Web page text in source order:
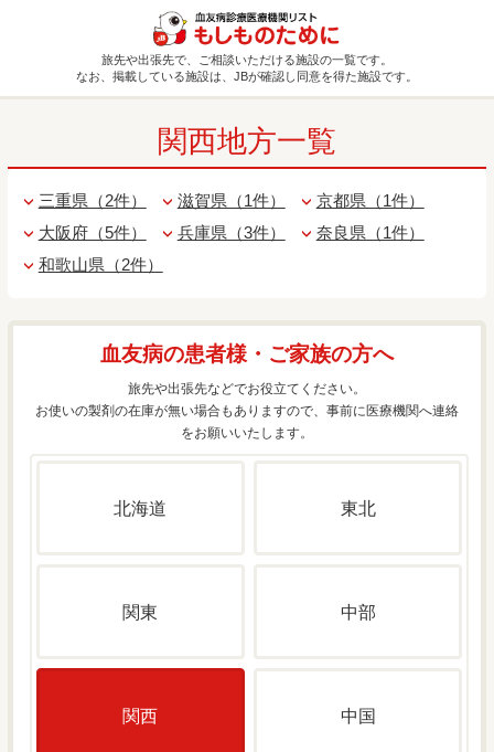
旅先や出張先で、ご相談いただける施設の一覧です。
なお、掲載している施設は、JBが確認し同意を得た施設です。
関西地方一覧
三重県（2件） 滋賀県（1件）
京都県（1件）
大阪府（5件）
兵庫県（3件）
奈良県（1件）
和歌山県（2件）
血友病の患者様・ご家族の方へ
旅先や出張先などでお役立てください。
お使いの製剤の在庫が無い場合もありますので、事前に医療機関へ連絡
をお願いいたします。
北海道 東北
関東 中部
関西 中国